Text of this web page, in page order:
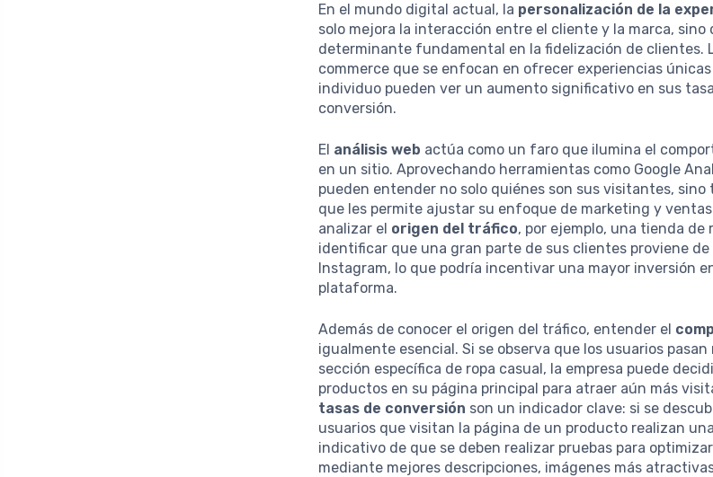
En el mundo digital actual, la personalización de la
solo mejora la interacción entre el cliente y la marca, sino
determinante fundamental en la fidelización de clientes.
commerce que se enfocan en ofrecer experiencias
individuo pueden ver un aumento significativo en sus
conversión.
El análisis web actúa como un faro que ilumina el
en un sitio. Aprovechando herramientas como Google
pueden entender no solo quiénes son sus visitantes, sino
que les permite ajustar su enfoque de marketing y
analizar el origen del tráfico, por ejemplo, una tienda de
identificar que una gran parte de sus clientes proviene de
Instagram, lo que podría incentivar una mayor inversión
plataforma.
Además de conocer el origen del tráfico, entender el
igualmente esencial. Si se observa que los usuarios
sección específica de ropa casual, la empresa puede
productos en su página principal para atraer aún más
tasas de conversión son un indicador clave: si se
usuarios que visitan la página de un producto realizan
indicativo de que se deben realizar pruebas para
mediante mejores descripciones, imágenes más